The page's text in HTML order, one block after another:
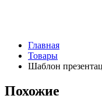
Главная
Товары
Шаблон
Похожие